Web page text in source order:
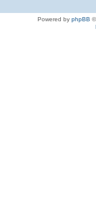
Powered by phpBB